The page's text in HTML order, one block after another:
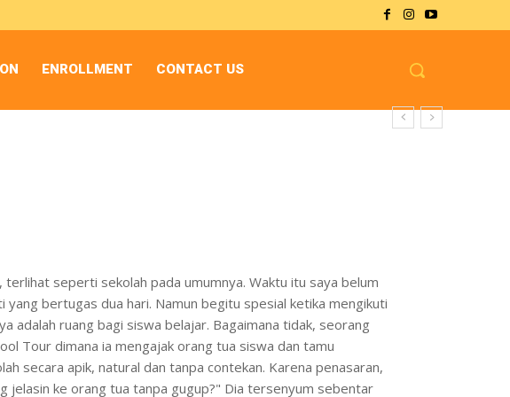
ENROLLMENT CONTACT US
terlihat seperti sekolah pada umumnya. Waktu itu saya belum
bertugas dua hari. Namun begitu spesial ketika mengikuti
adalah ruang bagi siswa belajar. Bagaimana tidak, seorang
Tour dimana ia mengajak orang tua siswa dan tamu
secara apik, natural dan tanpa contekan. Karena penasaran,
jelasin ke orang tua tanpa gugup?" Dia tersenyum sebentar